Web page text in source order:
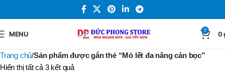
MENU 0 0
Trang chủ Sản phẩm được gắn thẻ “Mỏ lết đa năng cán bọc”
Hiển thị tất cả 3 kết quả